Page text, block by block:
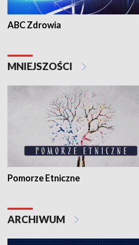
ABC Zdrowia
MNIEJSZOŚCI
Pomorze Etniczne
ARCHIWUM